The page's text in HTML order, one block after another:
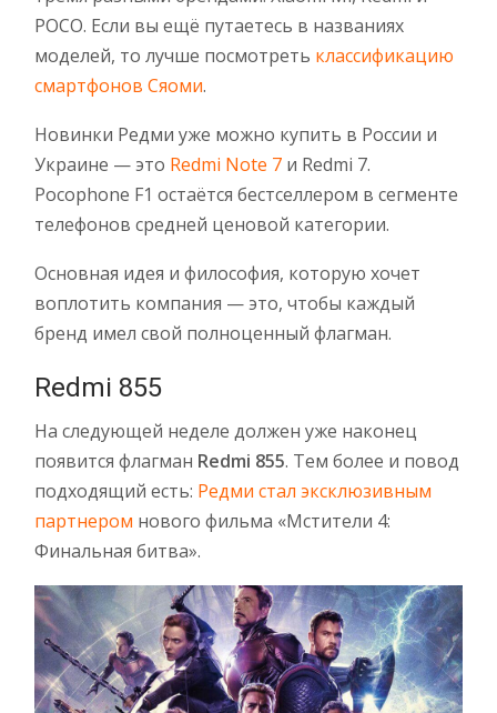
POCO. Если вы ещё путаетесь в названиях
моделей, то лучше посмотреть классификацию
смартфонов Сяоми.
Новинки Редми уже можно купить в России и
Украине — это Redmi Note 7 и Redmi 7.
Pocophone F1 остаётся бестселлером в сегменте
телефонов средней ценовой категории.
Основная идея и философия, которую хочет
воплотить компания — это, чтобы каждый
бренд имел свой полноценный флагман.
Redmi 855
На следующей неделе должен уже наконец
появится флагман Redmi 855. Тем более и повод
подходящий есть: Редми стал эксклюзивным
партнером нового фильма «Мстители 4:
Финальная битва».